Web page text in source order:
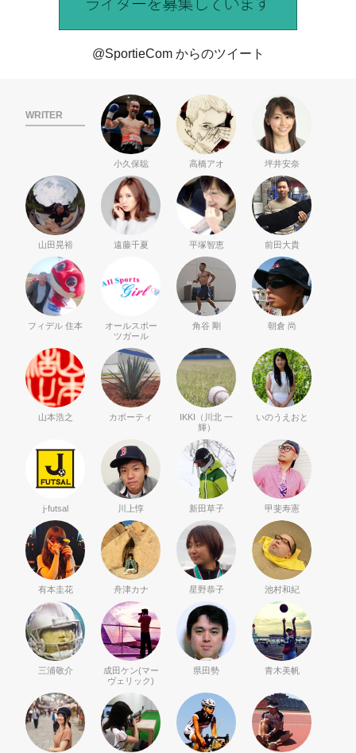
@SportieCom からのツイート
WRITER
小久保聡 高橋アオ 坪井安奈
山田晃裕 遠藤千夏 平塚智恵 前田大貴
フィデル 住本
オールスポー
ツガール
角谷 剛 朝倉 尚
山本浩之 カポーティ
IKKI（川北 一
輝）
いのうえおと
j-futsal 川上惇 新田草子 甲斐寿憲
有本圭花 舟津カナ 星野恭子 池村和紀
三浦敬介
成田ケン(マー
ヴェリック)
県田勢 青木美帆